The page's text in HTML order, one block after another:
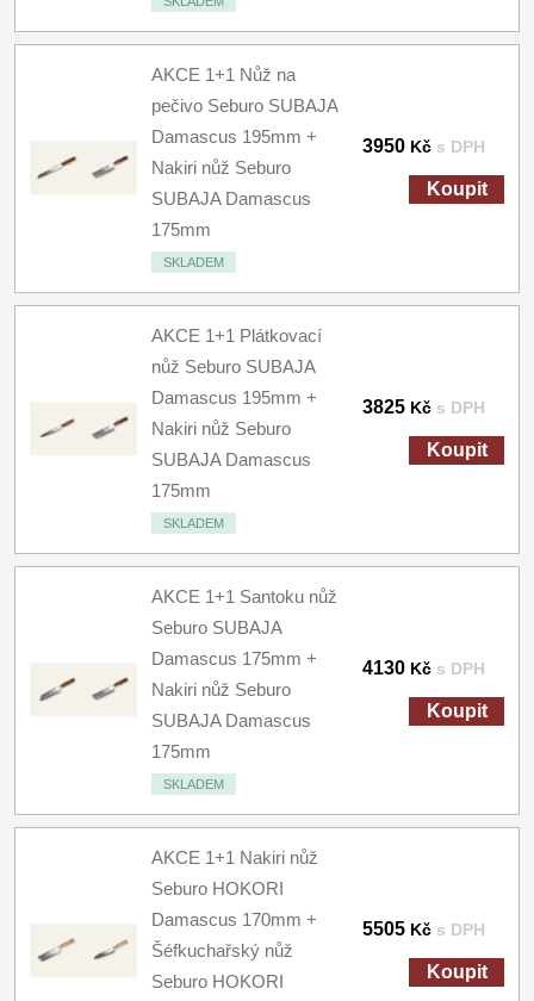
AKCE 1+1 Nůž na
pečivo Seburo SUBAJA
Damascus 195mm +
Nakiri nůž Seburo
SUBAJA Damascus
175mm
SKLADEM
3950 Kč s DPH
Koupit
AKCE 1+1 Plátkovací
nůž Seburo SUBAJA
Damascus 195mm +
Nakiri nůž Seburo
SUBAJA Damascus
175mm
SKLADEM
3825 Kč s DPH
Koupit
AKCE 1+1 Santoku nůž
Seburo SUBAJA
Damascus 175mm +
Nakiri nůž Seburo
SUBAJA Damascus
175mm
SKLADEM
4130 Kč s DPH
Koupit
AKCE 1+1 Nakiri nůž
Seburo HOKORI
Damascus 170mm +
Šéfkuchařský nůž
Seburo HOKORI
5505 Kč s DPH
Koupit